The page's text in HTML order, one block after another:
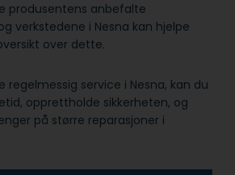
produsentens anbefalte
verkstedene i Nesna kan hjelpe
over dette.
regelmessig service i Nesna, kan du
opprettholde sikkerheten, og
på større reparasjoner i